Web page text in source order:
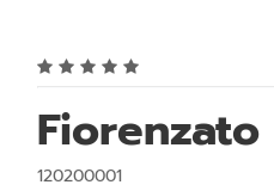
Fiorenzato
120200001